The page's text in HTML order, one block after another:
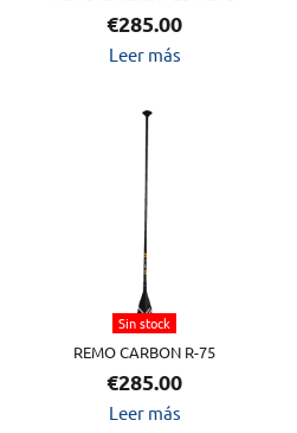
€285.00
Leer más
Sin stock
REMO CARBON R-75
€285.00
Leer más